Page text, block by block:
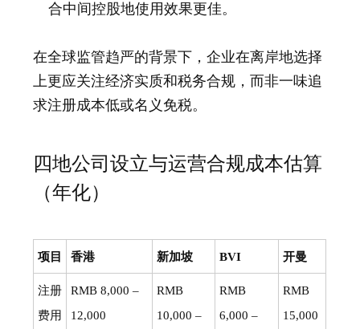
合中间控股地使用效果更佳。
在全球监管趋严的背景下，企业在离岸地选择
上更应关注经济实质和税务合规，而非一味追
求注册成本低或名义免税。
四地公司设立与运营合规成本估算
（年化）
项目 香港 新加坡 BVI 开曼
注册
费用
RMB 8,000 –
12,000
RMB
10,000 –
RMB
6,000 –
RMB
15,000